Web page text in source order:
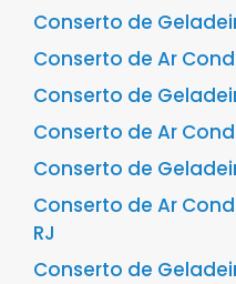
Conserto de
Conserto de Ar
Conserto de
Conserto de Ar
Conserto de
Conserto de Ar
RJ
Conserto de